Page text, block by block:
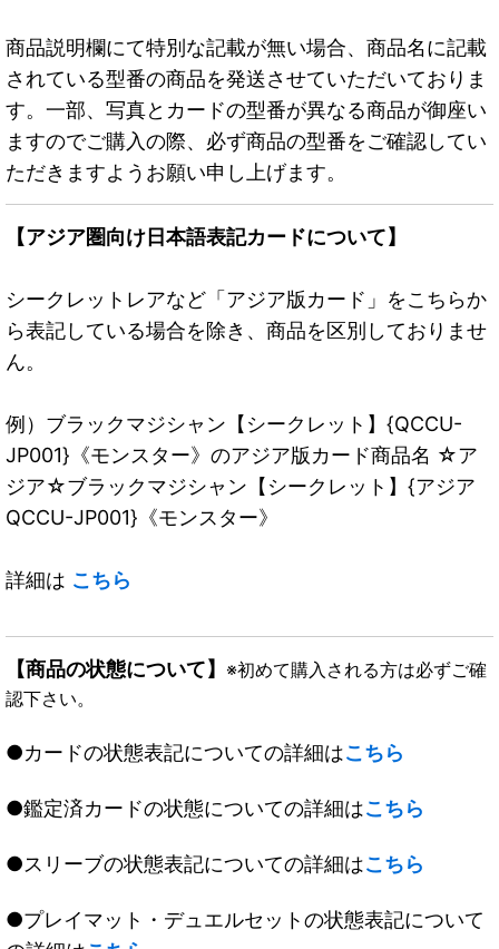
商品説明欄にて特別な記載が無い場合、商品名に記載
されている型番の商品を発送させていただいておりま
す。一部、写真とカードの型番が異なる商品が御座い
ますのでご購入の際、必ず商品の型番をご確認してい
ただきますようお願い申し上げます。
【アジア圏向け日本語表記カードについて】
シークレットレアなど「アジア版カード」をこちらか
ら表記している場合を除き、商品を区別しておりませ
ん。
例）ブラックマジシャン【シークレット】{QCCU-
JP001}《モンスター》のアジア版カード商品名 ☆ア
ジア☆ブラックマジシャン【シークレット】{アジア
QCCU-JP001}《モンスター》
詳細は こちら
【商品の状態について】 ※初めて購入される方は必ずご確
認下さい。
●カードの状態表記についての詳細はこちら
●鑑定済カードの状態についての詳細はこちら
●スリーブの状態表記についての詳細はこちら
●プレイマット・デュエルセットの状態表記について